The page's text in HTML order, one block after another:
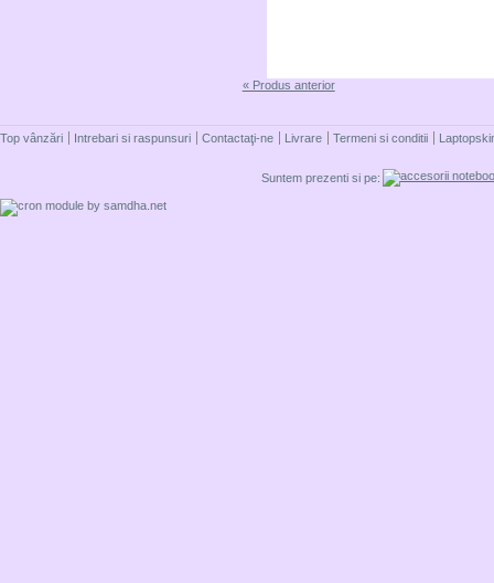
« Produs anterior
Top vânzări Intrebari si raspunsuri Contactaţi-ne Livrare Termeni si conditii
Suntem prezenti si pe: